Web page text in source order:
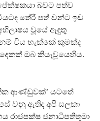
බවට පත්ව
තේරී පත් වන්ට ඉඩ
වූයේ ඈඳුතු
විය හැක්කේ කුමක්ද
ඔබ කියැවූයෙහිය.
ආණ්ඩුවක්’‍ යටතේ
වනු ඇතිද අපි සලකා
රාජපක්ෂ ජනාධිපතිතුමා